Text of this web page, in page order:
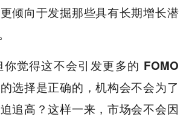
倾向于发掘那些具有长期增长潜
觉得这不会引发更多的 FOMO
选择是正确的，机构会不会为了
追高？这样一来，市场会不会因